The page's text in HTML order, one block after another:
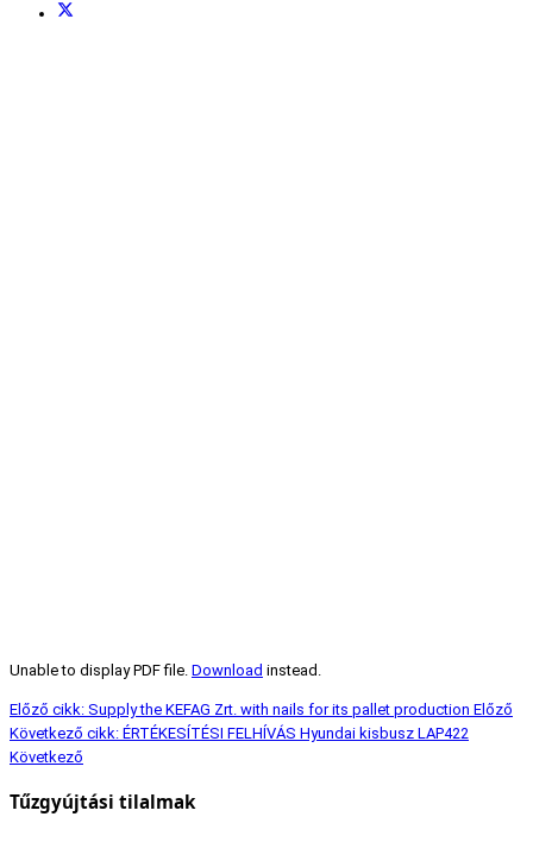
Unable to display PDF file. Download instead.
Előző cikk: Supply the KEFAG Zrt. with nails for its pallet production Előző
Következő cikk: ÉRTÉKESÍTÉSI FELHÍVÁS Hyundai kisbusz LAP422
Következő
Tűzgyújtási tilalmak